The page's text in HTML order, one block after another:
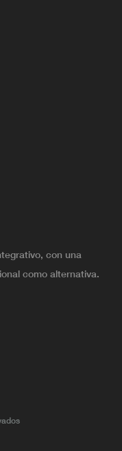
con una
como alternativa.